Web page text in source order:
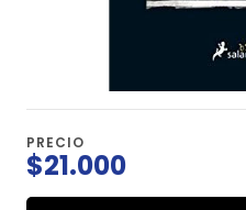
PRECIO
$21.000